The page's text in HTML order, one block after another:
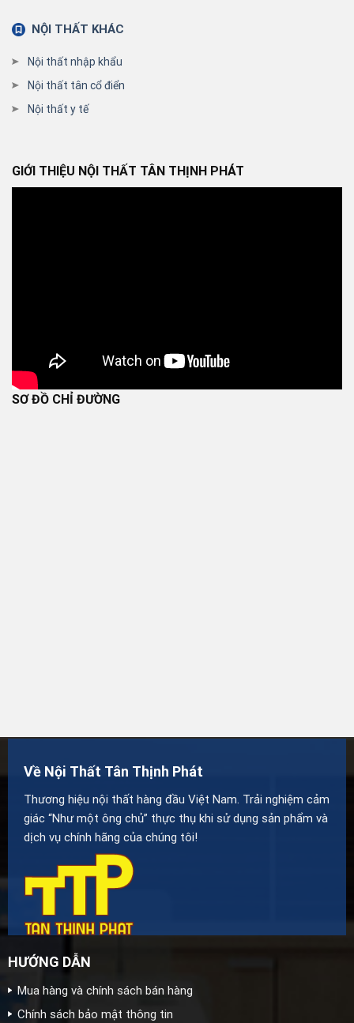
NỘI THẤT KHÁC
Nội thất nhập khẩu
Nội thất tân cổ điển
Nội thất y tế
GIỚI THIỆU NỘI THẤT TÂN THỊNH PHÁT
SƠ ĐỒ CHỈ ĐƯỜNG
Về Nội Thất Tân Thịnh Phát
Thương hiệu nội thất hàng đầu Việt Nam. Trải nghiệm cảm
giác “Như một ông chủ” thực thụ khi sử dụng sản phẩm và
dịch vụ chính hãng của chúng tôi!
HƯỚNG DẪN
Mua hàng và chính sách bán hàng
Chính sách bảo mật thông tin